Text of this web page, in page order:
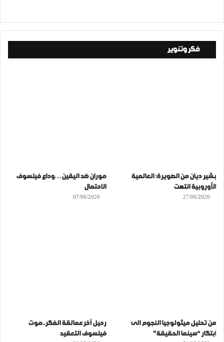
فكر وتنوير
بشير ديان من الصويرة: العالمية
الأوروبية انتهت
27/06/2026
موران ضد اليقين…وداع فيلسوف
الاحتمال
07/06/2026
من تحليل ميثولوجيا النجوم الى
ابتكار “سينما الحقيقة”
رحيل آخر عمالقة الفكر..موت
فيلسوف التعقيد